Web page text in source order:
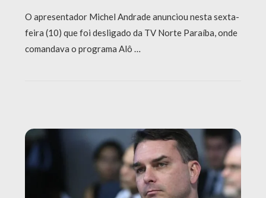
O apresentador Michel Andrade anunciou nesta sexta-
feira (10) que foi desligado da TV Norte Paraíba, onde
comandava o programa Alô …